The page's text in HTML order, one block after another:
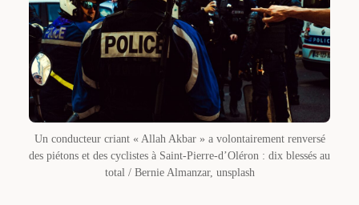
Un conducteur criant « Allah Akbar » a volontairement renversé
des piétons et des cyclistes à Saint-Pierre-d’Oléron : dix blessés au
total / Bernie Almanzar, unsplash